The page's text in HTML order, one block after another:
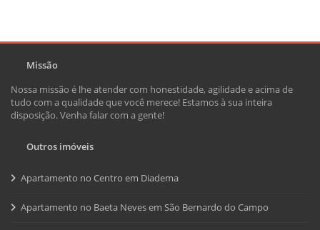
Missão
Nossa missão é lhe atender com honestidade, agilidade e acima de
tudo com a qualidade que você merece! Estamos à sua inteira
disposição. Venha falar com a gente!
Outros imóveis
Apartamento no Centro em Diadema
Apartamento no Baeta Neves em São Bernardo do Campo